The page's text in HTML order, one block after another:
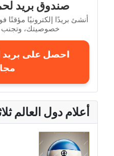
صندوق بريد
أنشئ بريدًا إلكترونيًا مؤقتًا
خصوصيتك، وتجنب
احصل على بريد
أعلام دول العالم